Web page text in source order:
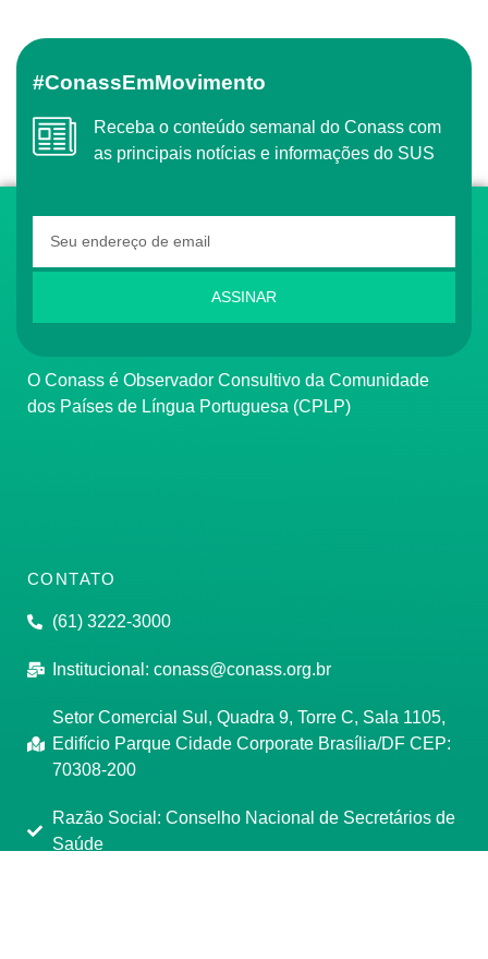
#ConassEmMovimento
Receba o conteúdo semanal do Conass com
as principais notícias e informações do SUS
ASSINAR
O Conass é Observador Consultivo da Comunidade
dos Países de Língua Portuguesa (CPLP)
CONTATO
(61) 3222-3000
Institucional: conass@conass.org.br
Setor Comercial Sul, Quadra 9, Torre C, Sala 1105,
Edifício Parque Cidade Corporate Brasília/DF CEP:
70308-200
Razão Social: Conselho Nacional de Secretários de
Saúde